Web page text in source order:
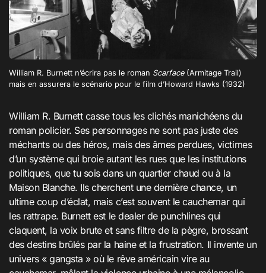
William R. Burnett n’écrira pas le roman Scarface(Armitage Trail)
mais en assurera le scénario pour le film d’Howard Hawks (1932)
William R. Burnett casse tous les clichés manichéens du
roman policier. Ses personnages ne sont pas juste des
méchants ou des héros, mais des âmes perdues, victimes
d’un système qui broie autant les rues que les institutions
politiques, que tu sois dans un quartier chaud ou à la
Maison Blanche. Ils cherchent une dernière chance, un
ultime coup d’éclat, mais c’est souvent le cauchemar qui
les rattrape. Burnett est le dealer de punchlines qui
claquent, la voix brute et sans filtre de la pègre, brossant
des destins brûlés par la haine et la frustration. Il invente un
univers « gangsta » où le rêve américain vire au